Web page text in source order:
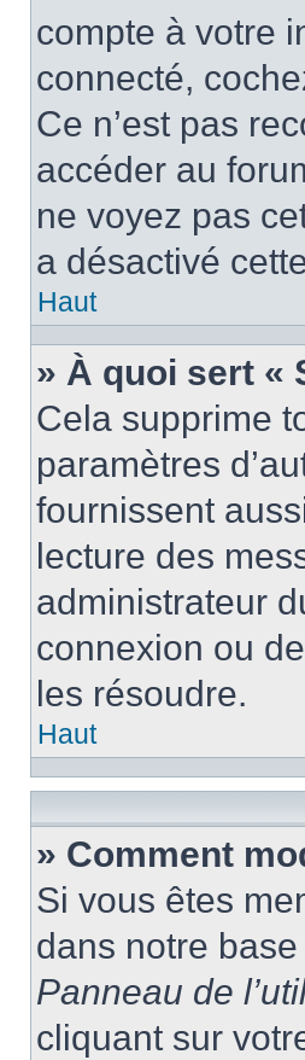
compte à votre
connecté,
Ce n’est pas
accéder au
ne voyez pas
a désactivé
Haut
» À quoi sert «
Cela supprime
paramètres
fournissent
lecture des
administrateur
connexion ou
les résoudre.
Haut
» Comment
Si vous êtes
dans notre
Panneau de
cliquant sur